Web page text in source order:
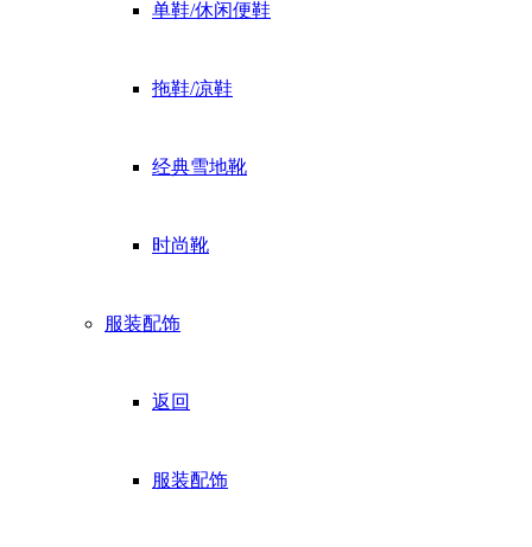
单鞋/休闲便鞋
拖鞋/凉鞋
经典雪地靴
时尚靴
服装配饰
返回
服装配饰